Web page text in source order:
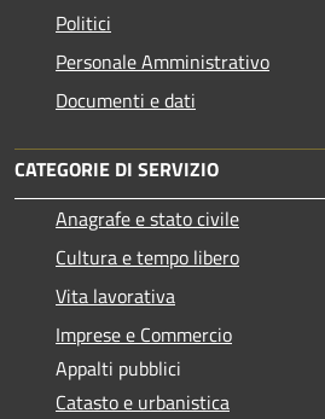
Politici
Personale Amministrativo
Documenti e dati
CATEGORIE DI SERVIZIO
Anagrafe e stato civile
Cultura e tempo libero
Vita lavorativa
Imprese e Commercio
Appalti pubblici
Catasto e urbanistica